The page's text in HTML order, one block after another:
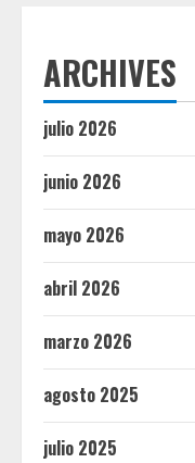
ARCHIVES
julio 2026
junio 2026
mayo 2026
abril 2026
marzo 2026
agosto 2025
julio 2025